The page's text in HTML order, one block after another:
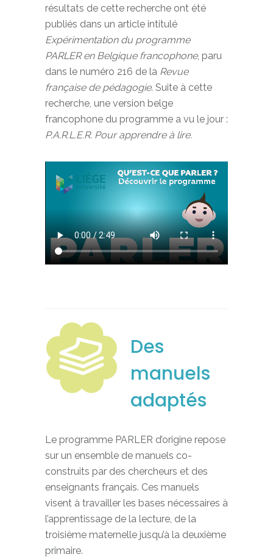
résultats de cette recherche ont été
publiés dans un article intitulé
Expérimentation du programme
PARLER en Belgique francophone, paru
dans le numéro 216 de la Revue
française de pédagogie. Suite à cette
recherche, une version belge
francophone du programme a vu le jour :
P.A.R.L.E.R. Pour apprendre à lire.
Des
manuels
adaptés
Le programme PARLER d’origine repose
sur un ensemble de manuels co-
construits par des chercheurs et des
enseignants français. Ces manuels
visent à travailler les bases nécessaires à
l’apprentissage de la lecture, de la
troisième maternelle jusqu’à la deuxième
primaire.